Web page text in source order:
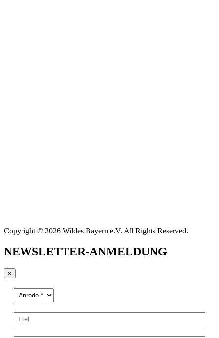
Copyright © 2026 Wildes Bayern e.V. All Rights Reserved.
NEWSLETTER-ANMELDUNG
×